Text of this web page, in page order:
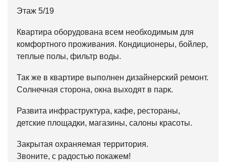
Этаж 5/19
Квартира оборудована всем необходимым для
комфортного проживания. Кондиционеры, бойлер,
теплые полы, фильтр воды.
Так же в квартире выполнен дизайнерский ремонт.
Солнечная сторона, окна выходят в парк.
Развита инфраструктура, кафе, рестораны,
детские площадки, магазины, салоны красоты.
Закрытая охраняемая территория.
Звоните, с радостью покажем!